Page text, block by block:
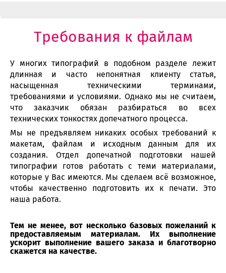
Требования к файлам
У многих типографий в подобном разделе лежит
длинная и часто непонятная клиенту статья,
насыщенная техническими терминами,
требованиями и условиями. Однако мы не считаем,
что заказчик обязан разбираться во всех
технических тонкостях допечатного процесса.
Мы не предъявляем никаких особых требований к
макетам, файлам и исходным данным для их
создания. Отдел допечатной подготовки нашей
типографии готов работать с теми материалами,
которые у Вас имеются. Мы сделаем всё возможное,
чтобы качественно подготовить их к печати. Это
наша работа.
Тем не менее, вот несколько базовых пожеланий к
предоставляемым материалам. Их выполнение
ускорит выполнение вашего заказа и благотворно
скажется на качестве.